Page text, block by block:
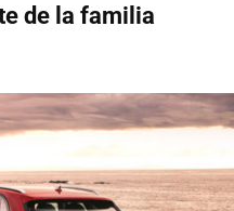
de la familia